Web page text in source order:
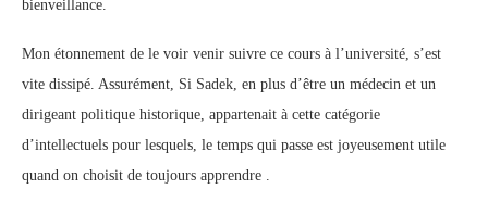
bienveillance.
Mon étonnement de le voir venir suivre ce cours à l’université, s’est
vite dissipé. Assurément, Si Sadek, en plus d’être un médecin et un
dirigeant politique historique, appartenait à cette catégorie
d’intellectuels pour lesquels, le temps qui passe est joyeusement utile
quand on choisit de toujours apprendre .